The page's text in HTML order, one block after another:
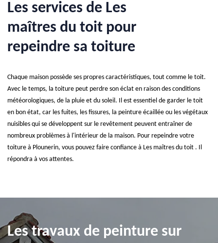
Les services de Les
maîtres du toit pour
repeindre sa toiture
Chaque maison possède ses propres caractéristiques, tout comme le toit.
Avec le temps, la toiture peut perdre son éclat en raison des conditions
météorologiques, de la pluie et du soleil. Il est essentiel de garder le toit
en bon état, car les fuites, les fissures, la peinture écaillée ou les végétaux
nuisibles qui se développent sur le revêtement peuvent entraîner de
nombreux problèmes à l'intérieur de la maison. Pour repeindre votre
toiture à Plounerin, vous pouvez faire confiance à Les maîtres du toit . Il
répondra à vos attentes.
Les travaux de peinture sur